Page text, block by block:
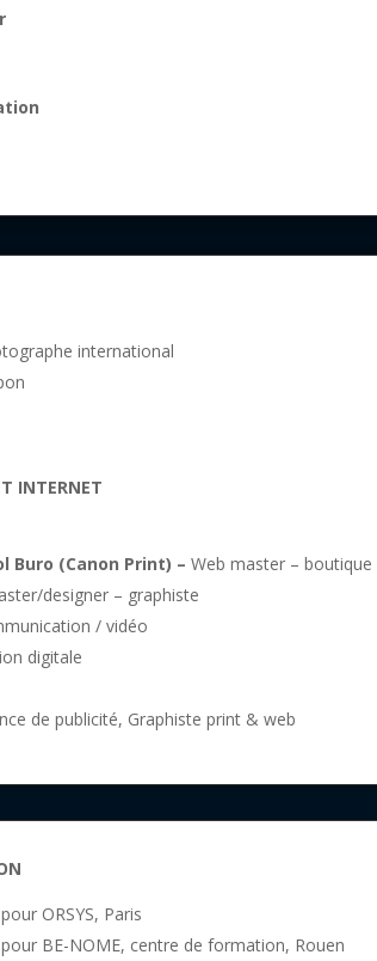
international
INTERNET
Buro (Canon Print) –Web master – boutique
designer – graphiste
/ vidéo
digitale
de publicité, Graphiste print & web
pour ORSYS, Paris
pour BE-NOME, centre de formation, Rouen